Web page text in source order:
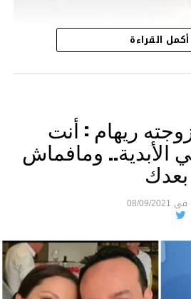
00:41
أكمل القراءة
ريهام : أنت
الأبدية.. ومافماش
فى 08/09/2021